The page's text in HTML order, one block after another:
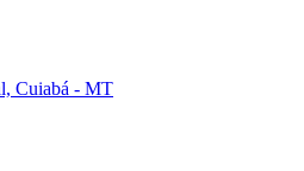
Cuiabá - MT